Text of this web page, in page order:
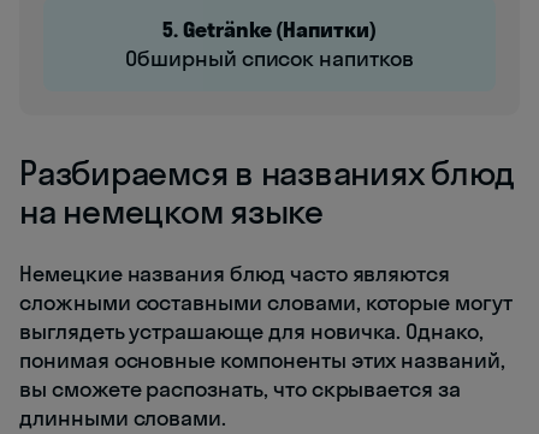
5. Getränke (Напитки)
Обширный список напитков
Разбираемся в названиях блюд
на немецком языке
Немецкие названия блюд часто являются
сложными составными словами, которые могут
выглядеть устрашающе для новичка. Однако,
понимая основные компоненты этих названий,
вы сможете распознать, что скрывается за
длинными словами.